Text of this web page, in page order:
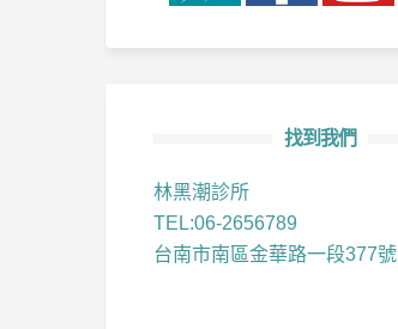
找到我們
林黑潮診所
TEL:06-2656789
台南市南區金華路一段377號